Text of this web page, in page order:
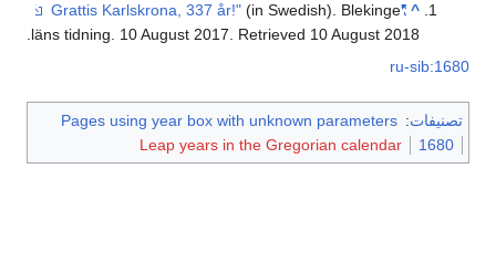
^
"Grattis Karlskrona, 337 år!"
(in Swedish). Blekinge
läns tidning. 10 August 2017. Retrieved 10 August 2018
.
ru-sib:1680
تصنيفات:
Pages using year box with unknown parameters
1680
Leap years in the Gregorian calendar